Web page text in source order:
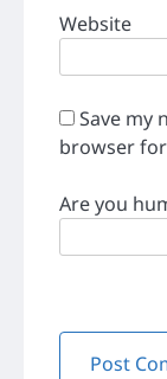
Website
Save my
browser
Are you